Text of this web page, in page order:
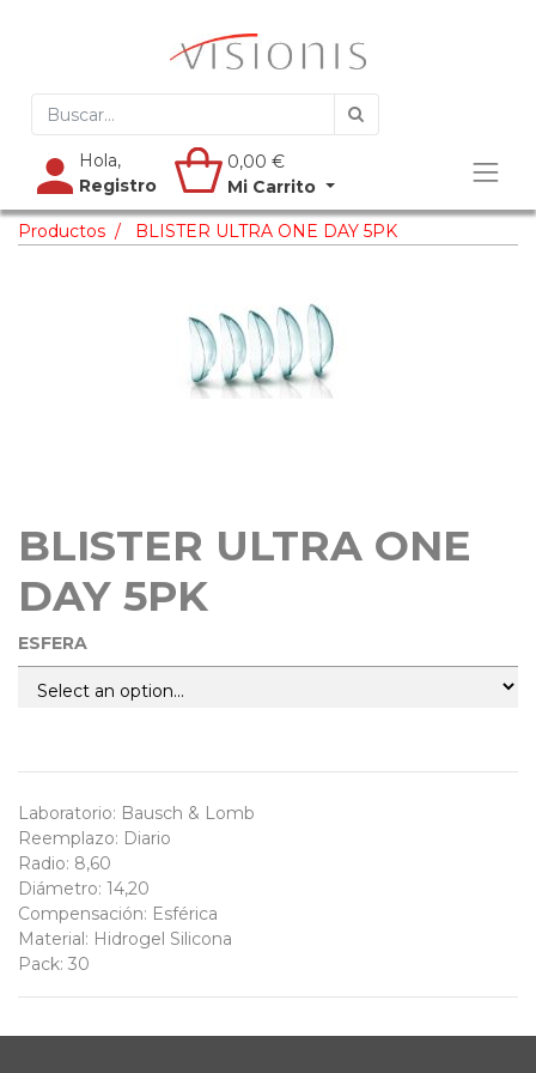
Hola,
Registro
0,00 €
Mi Carrito
Productos BLISTER ULTRA ONE DAY 5PK
BLISTER ULTRA ONE
DAY 5PK
ESFERA
Laboratorio: Bausch & Lomb
Reemplazo: Diario
Radio: 8,60
Diámetro: 14,20
Compensación: Esférica
Material : Hidrogel Silicona
Pack: 30